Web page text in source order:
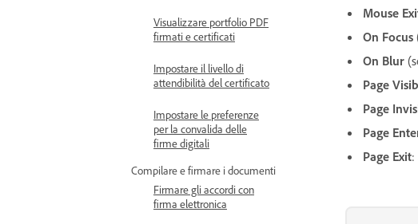
Visualizzare portfolio PDF
firmati e certificati
Impostare il livello di
attendibilità del certificato
Impostare le preferenze
per la convalida delle
firme digitali
Compilare e firmare i documenti
Firmare gli accordi con
firma elettronica
Mouse
On Focus
On Blur
Page
Page
Page
Page Exit